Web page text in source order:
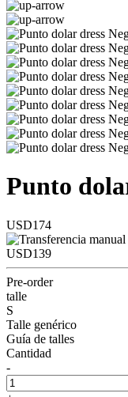
Punto
USD174
USD139
Pre-order
talle
S
Talle genérico
Guía de talles
Cantidad
-